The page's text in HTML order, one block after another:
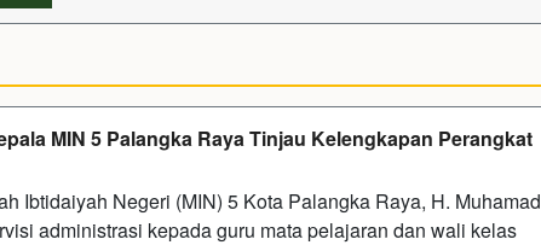
MIN 5 Palangka Raya Tinjau Kelengkapan Perangkat
Ibtidaiyah Negeri (MIN) 5 Kota Palangka Raya, H. Muhamad
administrasi kepada guru mata pelajaran dan wali kelas